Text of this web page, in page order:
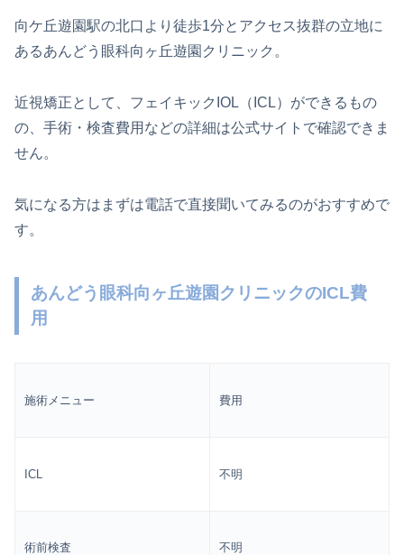
向ケ丘遊園駅の北口より徒歩1分とアクセス抜群の立地に
あるあんどう眼科向ヶ丘遊園クリニック。
近視矯正として、フェイキックIOL（ICL）ができるもの
の、手術・検査費用などの詳細は公式サイトで確認できま
せん。
気になる方はまずは電話で直接聞いてみるのがおすすめで
す。
あんどう眼科向ヶ丘遊園クリニックのICL費
用
施術メニュー 費用
ICL 不明
術前検査 不明